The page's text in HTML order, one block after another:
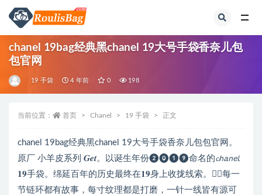
chanel 19bag经典黑chanel 19大号手袋香奈儿包
包官网
19 手袋 4 年前 0 198
当前位置： 首页 Chanel 19 手袋 正文
chanel 19bag经典黑chanel 19大号手袋香奈儿包包官网。
原厂 小羊皮系列 𝑮𝒆𝒕。以诞生年份❷⓿❶❾命名的𝓬𝘩𝘢𝘯𝘦𝘭
𝟏𝟗手袋。绵延百年的历史最终在𝟏𝟗身上收拢线索。✍🏻每一
节链环都有故事，每寸纹理都是打磨，一针一线皆有源可